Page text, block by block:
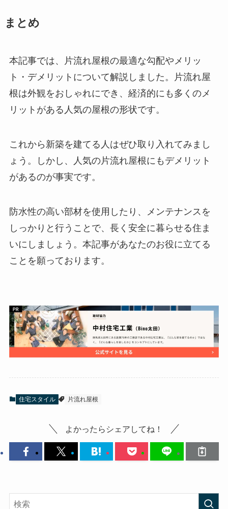
まとめ
本記事では、片流れ屋根の最適な勾配やメリッ
ト・デメリットについて解説しました。片流れ屋
根は外観をおしゃれにでき、経済的にも多くのメ
リットがある人気の屋根の形状です。
これから新築を建てる人はぜひ取り入れてみまし
ょう。しかし、人気の片流れ屋根にもデメリット
があるのが事実です。
防水性の高い部材を使用したり、メンテナンスを
しっかりと行うことで、長く安全に暮らせる住ま
いにしましょう。本記事があなたのお役に立てる
ことを願っております。
住宅スタイル 片流れ屋根
よかったらシェアしてね！